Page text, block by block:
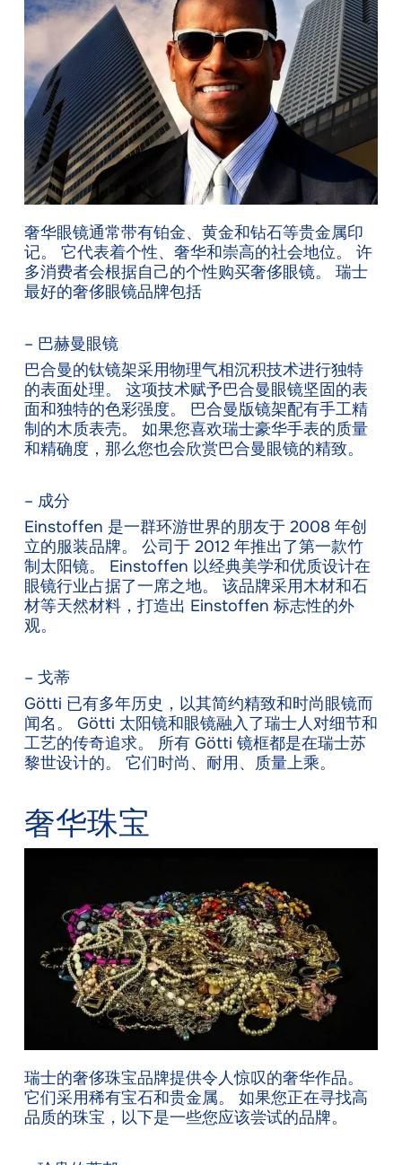
奢华眼镜通常带有铂金、黄金和钻石等贵金属印
记。 它代表着个性、奢华和崇高的社会地位。 许
多消费者会根据自己的个性购买奢侈眼镜。 瑞士
最好的奢侈眼镜品牌包括
– 巴赫曼眼镜
巴合曼的钛镜架采用物理气相沉积技术进行独特
的表面处理。 这项技术赋予巴合曼眼镜坚固的表
面和独特的色彩强度。 巴合曼版镜架配有手工精
制的木质表壳。 如果您喜欢瑞士豪华手表的质量
和精确度，那么您也会欣赏巴合曼眼镜的精致。
– 成分
Einstoffen 是一群环游世界的朋友于 2008 年创
立的服装品牌。 公司于 2012 年推出了第一款竹
制太阳镜。 Einstoffen 以经典美学和优质设计在
眼镜行业占据了一席之地。 该品牌采用木材和石
材等天然材料，打造出 Einstoffen 标志性的外
观。
– 戈蒂
Götti 已有多年历史，以其简约精致和时尚眼镜而
闻名。 Götti 太阳镜和眼镜融入了瑞士人对细节和
工艺的传奇追求。 所有 Götti 镜框都是在瑞士苏
黎世设计的。 它们时尚、耐用、质量上乘。
奢华珠宝
瑞士的奢侈珠宝品牌提供令人惊叹的奢华作品。
它们采用稀有宝石和贵金属。 如果您正在寻找高
品质的珠宝，以下是一些您应该尝试的品牌。